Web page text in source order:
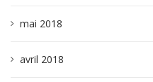
mai 2018
avril 2018